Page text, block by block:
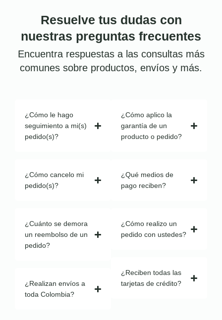
Resuelve tus dudas con
nuestras preguntas frecuentes
Encuentra respuestas a las consultas más
comunes sobre productos, envíos y más.
¿Cómo le hago
seguimiento a mi(s)
pedido(s)?
¿Cómo cancelo mi
pedido(s)?
¿Cuánto se demora
un reembolso de un
pedido?
¿Realizan envíos a
toda Colombia?
¿Cómo aplico la
garantía de un
producto o pedido?
¿Qué medios de
pago reciben?
¿Cómo realizo un
pedido con ustedes?
¿Reciben todas las
tarjetas de crédito?